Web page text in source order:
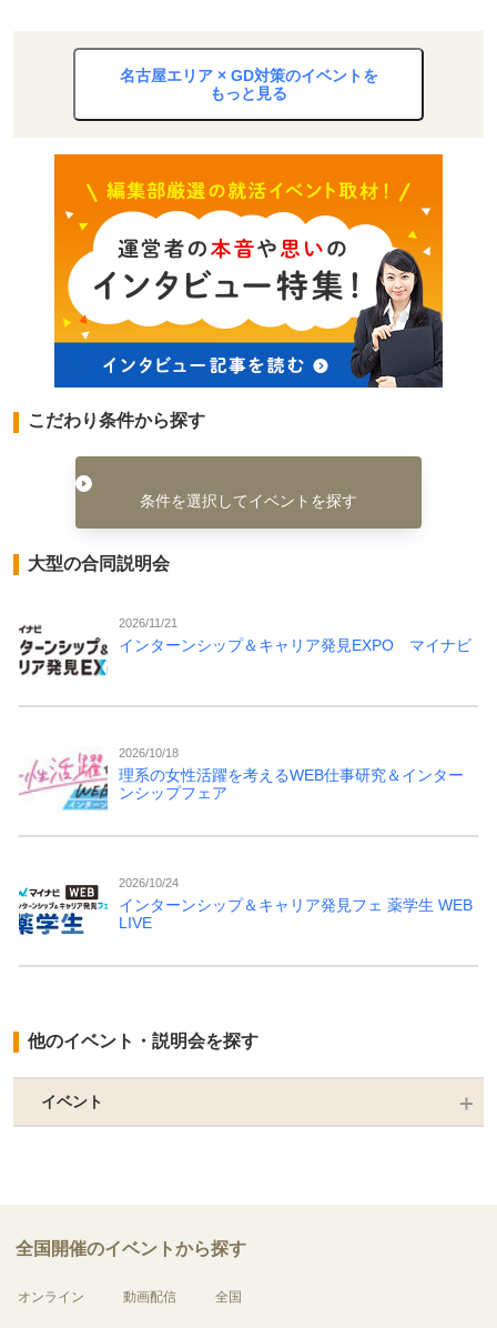
名古屋エリア × GD対策のイベントを
もっと見る
こだわり条件から探す
条件を選択してイベントを探す
大型の合同説明会
2026/11/21
インターンシップ＆キャリア発見EXPO マイナビ
2026/10/18
理系の女性活躍を考えるWEB仕事研究＆インター
ンシップフェア
2026/10/24
インターンシップ＆キャリア発見フェ 薬学生 WEB
LIVE
他のイベント・説明会を探す
イベント
全国開催のイベントから探す
オンライン 動画配信 全国